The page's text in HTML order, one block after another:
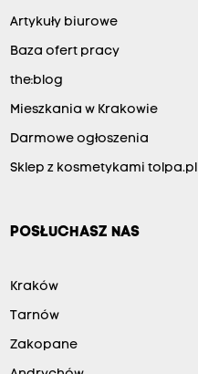
Artykuły biurowe
Baza ofert pracy
the:blog
Mieszkania w Krakowie
Darmowe ogłoszenia
Sklep z kosmetykami tolpa.pl
POSŁUCHASZ NAS
Kraków
Tarnów
Zakopane